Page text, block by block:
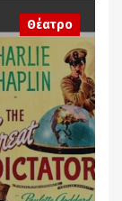
Θέατρο